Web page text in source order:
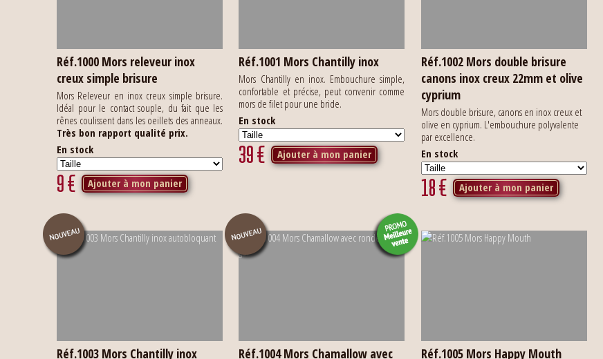
Réf.1000 Mors releveur inox
creux simple brisure
Mors Releveur en inox creux simple brisure.
Idéal pour le contact souple, du fait que les
rênes coulissent dans les oeillets des anneaux.
Très bon rapport qualité prix.
En stock
9€ Ajouter à mon panier
Réf.1001 Mors Chantilly inox
Mors Chantilly en inox. Embouchure simple,
confortable et précise, peut convenir comme
mors de filet pour une bride.
En stock
39€ Ajouter à mon panier
Réf.1002 Mors double brisure
canons inox creux 22mm et olive
cyprium
Mors double brisure, canons en inox creux et
olive en cyprium. L'embouchure polyvalente
par excellence.
En stock
18€ Ajouter à mon panier
Réf.1003 Mors Chantilly inox
Réf.1004 Mors Chamallow avec
Réf.1005 Mors Happy Mouth